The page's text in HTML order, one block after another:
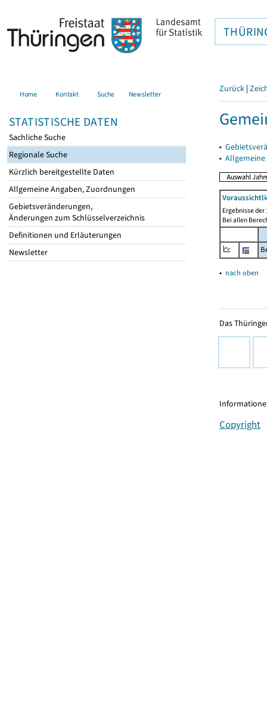
Home Kontakt Suche Newsletter
STATISTISCHE DATEN
Sachliche Suche
Regionale Suche
Kürzlich bereitgestellte Daten
Allgemeine Angaben, Zuordnungen
Gebietsveränderungen,
Änderungen zum Schlüsselverzeichnis
Definitionen und Erläuterungen
Newsletter
Zurück |
▸
▸
Ergebnisse
Bei allen
▴ nach oben
Das
Copyright